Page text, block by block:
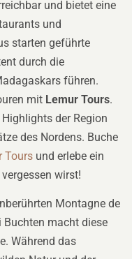
und bietet eine
und
starten geführte
durch die
führen.
mit Lemur Tours.
der Region
des Nordens. Buche
Tours und erlebe ein
wirst!
Montagne de
Buchten macht diese
Während das